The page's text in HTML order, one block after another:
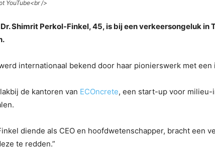
YouTube<br />
Shimrit Perkol-Finkel, 45, is bij een verkeersongeluk
internationaal bekend door haar pionierswerk met
de kantoren van ECOncrete, een start-up voor milieu-
diende als CEO en hoofdwetenschapper, bracht
te redden.”